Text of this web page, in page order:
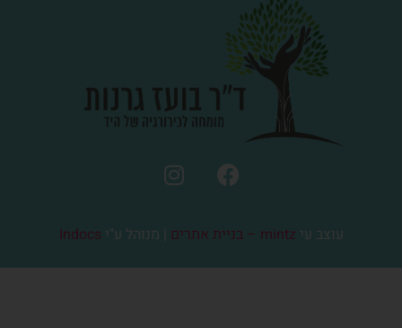
עוצב עיmintz – בניית אתרים | מנוהל ע"יIndocs